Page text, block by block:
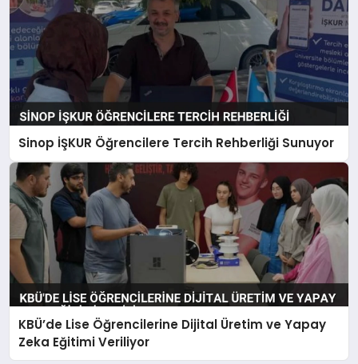
Sinop İŞKUR Öğrencilere Tercih Rehberliği Sunuyor
KBÜ’de Lise Öğrencilerine Dijital Üretim ve Yapay
Zeka Eğitimi Veriliyor